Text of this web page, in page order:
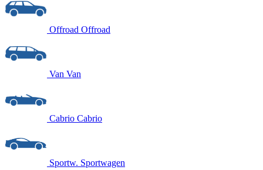
Offroad Offroad
Van Van
Cabrio Cabrio
Sportw. Sportwagen